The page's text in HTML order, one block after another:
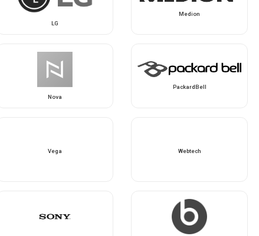
LG
Medion
Nova
PackardBell
Vega Webtech